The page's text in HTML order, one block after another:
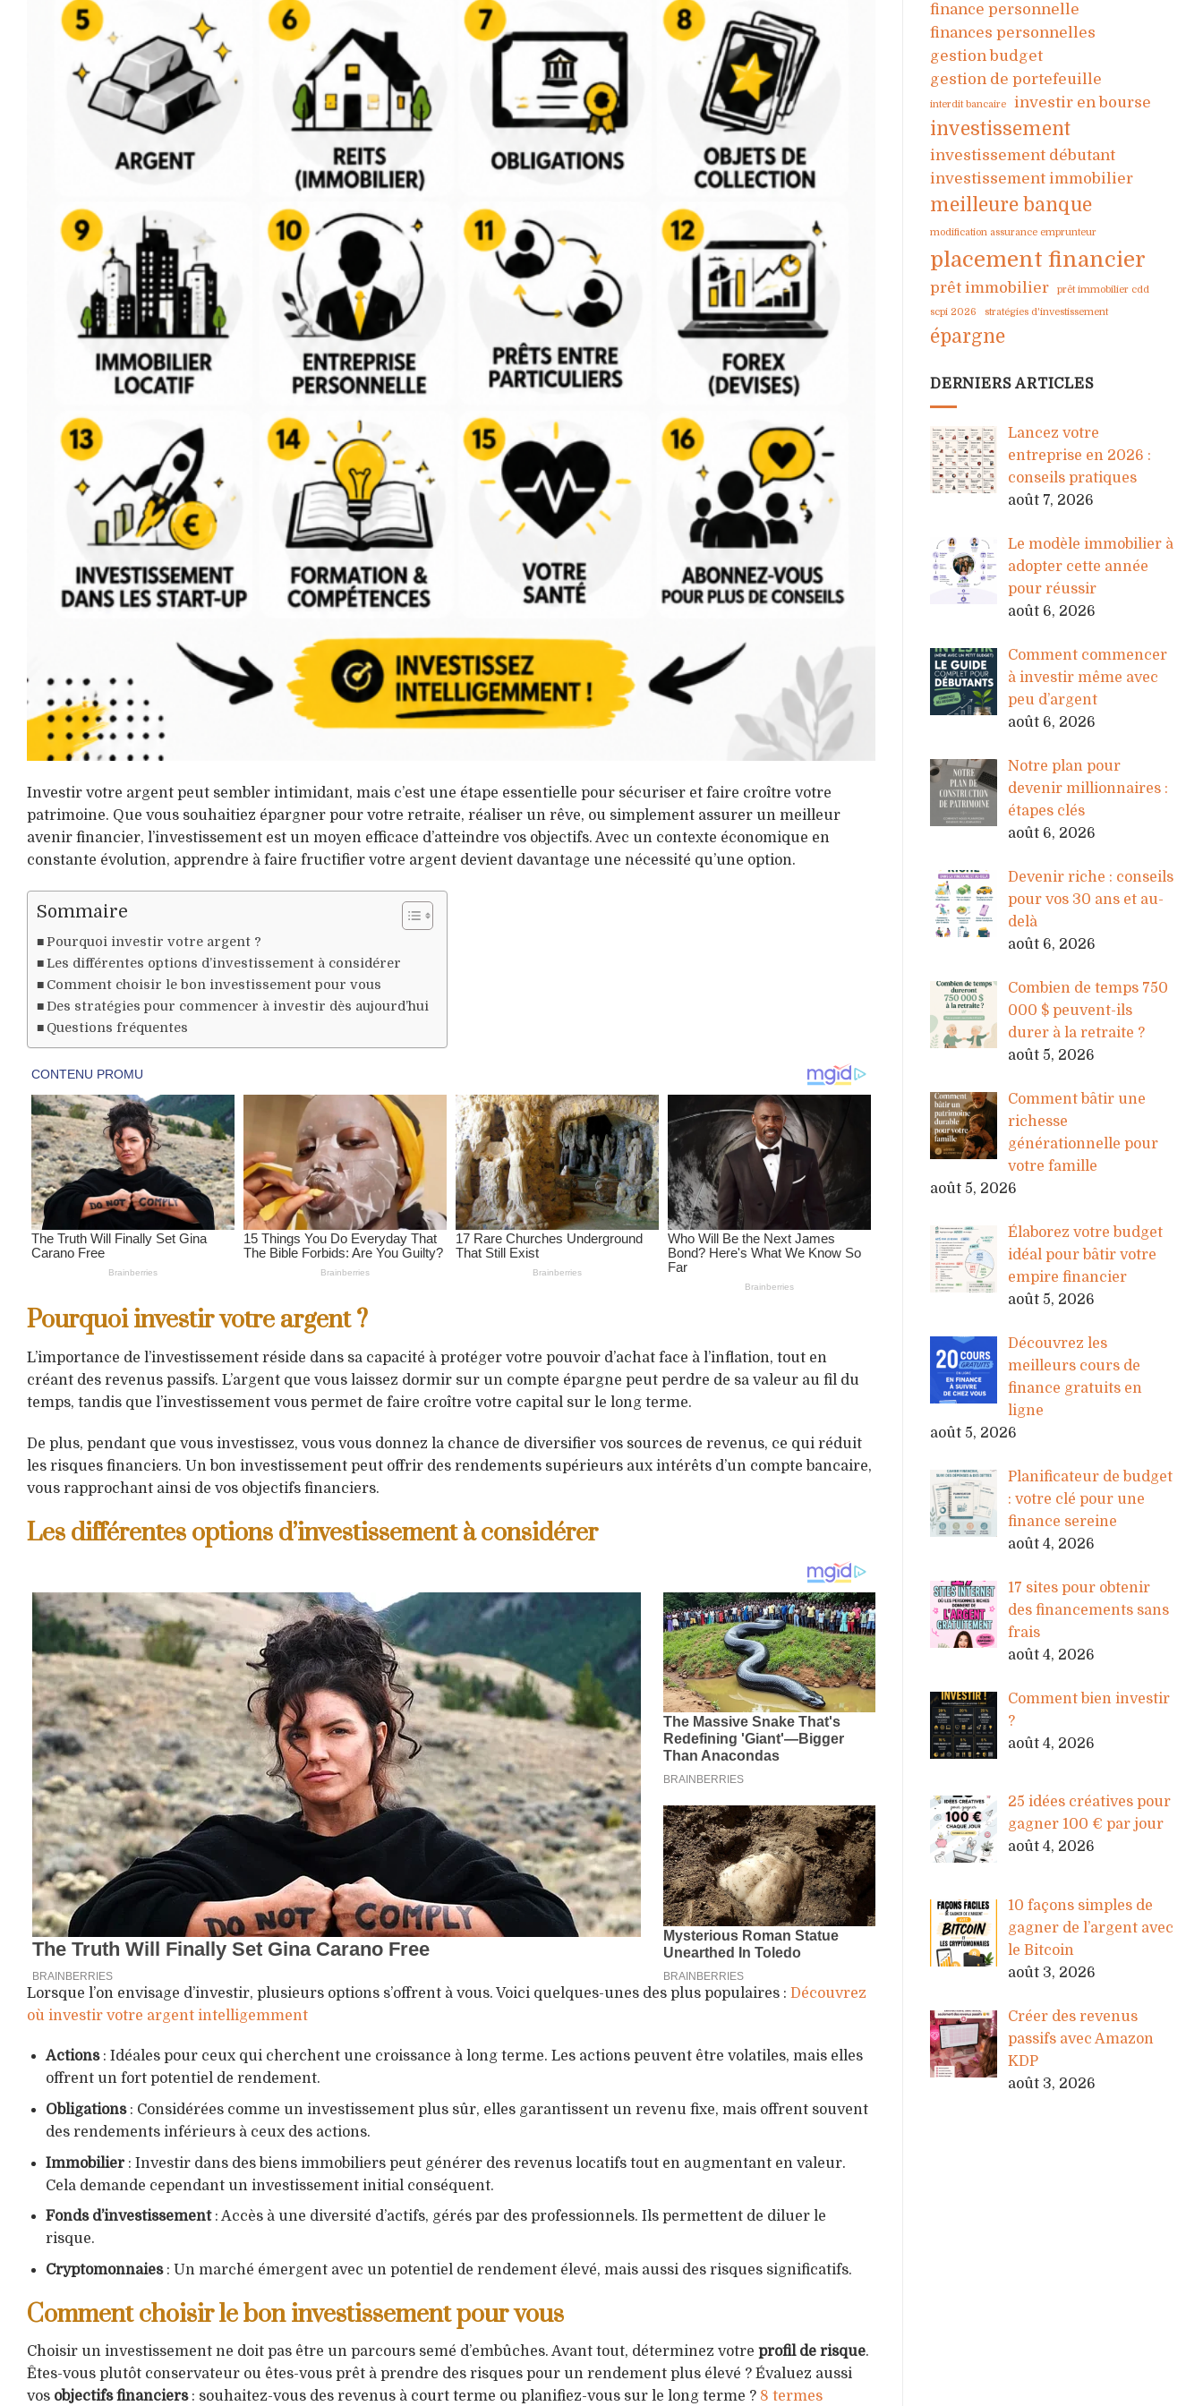
Investir votre argent peut sembler intimidant, mais c’est une étape essentielle pour sécuriser et faire croître votre
patrimoine. Que vous souhaitiez épargner pour votre retraite, réaliser un rêve, ou simplement assurer un meilleur
avenir financier, l’investissement est un moyen efficace d’atteindre vos objectifs. Avec un contexte économique en
constante évolution, apprendre à faire fructifier votre argent devient davantage une nécessité qu’une option.
Sommaire
Pourquoi investir votre argent ?
Les différentes options d’investissement à considérer
Comment choisir le bon investissement pour vous
Des stratégies pour commencer à investir dès aujourd’hui
Questions fréquentes
Pourquoi investir votre argent ?
L’importance de l’investissement réside dans sa capacité à protéger votre pouvoir d’achat face à l’inflation, tout en
créant des revenus passifs. L’argent que vous laissez dormir sur un compte épargne peut perdre de sa valeur au fil du
temps, tandis que l’investissement vous permet de faire croître votre capital sur le long terme.
De plus, pendant que vous investissez, vous vous donnez la chance de diversifier vos sources de revenus, ce qui réduit
les risques financiers. Un bon investissement peut offrir des rendements supérieurs aux intérêts d’un compte bancaire,
vous rapprochant ainsi de vos objectifs financiers.
Les différentes options d’investissement à considérer
Lorsque l’on envisage d’investir, plusieurs options s’offrent à vous. Voici quelques-unes des plus populaires : Découvrez
où investir votre argent intelligemment
Actions: Idéales pour ceux qui cherchent une croissance à long terme. Les actions peuvent être volatiles, mais elles
offrent un fort potentiel de rendement.
Obligations: Considérées comme un investissement plus sûr, elles garantissent un revenu fixe, mais offrent souvent
des rendements inférieurs à ceux des actions.
Immobilier: Investir dans des biens immobiliers peut générer des revenus locatifs tout en augmentant en valeur.
Cela demande cependant un investissement initial conséquent.
Fonds d’investissement: Accès à une diversité d’actifs, gérés par des professionnels. Ils permettent de diluer le
risque.
Cryptomonnaies: Un marché émergent avec un potentiel de rendement élevé, mais aussi des risques significatifs.
Comment choisir le bon investissement pour vous
Choisir un investissement ne doit pas être un parcours semé d’embûches. Avant tout, déterminez votre profil de risque.
Êtes-vous plutôt conservateur ou êtes-vous prêt à prendre des risques pour un rendement plus élevé ? Évaluez aussi
vos objectifs financiers: souhaitez-vous des revenus à court terme ou planifiez-vous sur le long terme ? 8 termes
finance personnelle
finances personnelles
gestion budget
gestion de portefeuille
interdit bancaire investir en bourse
investissement
investissement débutant
investissement immobilier
meilleure banque
modification assurance emprunteur
placement financier
prêt immobilier
prêt immobilier cdd
scpi 2026
stratégies d'investissement
épargne
DERNIERS ARTICLES
Lancez votre
entreprise en 2026 :
conseils pratiques
août 7, 2026
Le modèle immobilier à
adopter cette année
pour réussir
août 6, 2026
Comment commencer
à investir même avec
peu d’argent
août 6, 2026
Notre plan pour
devenir millionnaires :
étapes clés
août 6, 2026
Devenir riche : conseils
pour vos 30 ans et au-
delà
août 6, 2026
Combien de temps 750
000 $ peuvent-ils
durer à la retraite ?
août 5, 2026
Comment bâtir une
richesse
générationnelle pour
votre famille
août 5, 2026
Élaborez votre budget
idéal pour bâtir votre
empire financier
août 5, 2026
Découvrez les
meilleurs cours de
finance gratuits en
ligne
août 5, 2026
Planificateur de budget
: votre clé pour une
finance sereine
août 4, 2026
17 sites pour obtenir
des financements sans
frais
août 4, 2026
Comment bien investir
?
août 4, 2026
25 idées créatives pour
gagner 100 € par jour
août 4, 2026
10 façons simples de
gagner de l’argent avec
le Bitcoin
août 3, 2026
Créer des revenus
passifs avec Amazon
KDP
août 3, 2026